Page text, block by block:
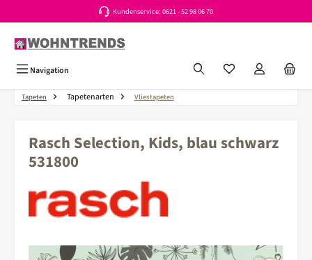
Kundenservice: 0621 - 52 98 06 70
Navigation Du hast 0 Produkte
Tapeten Tapetenarten Vliestapeten
Rasch Selection, Kids, blau schwarz
531800
Bildergalerie überspringen